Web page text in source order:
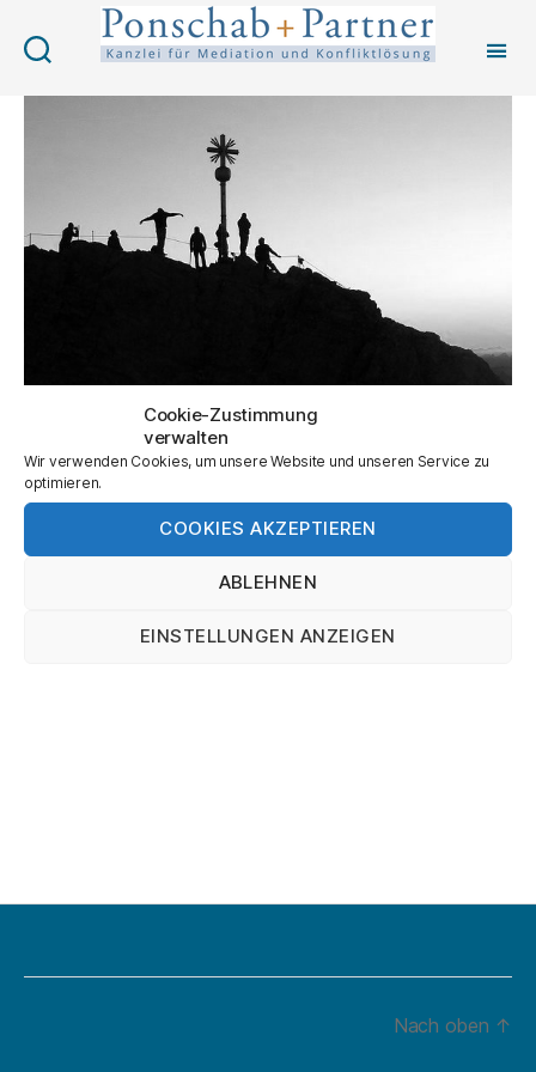
Cookie-Zustimmung
verwalten
Wir verwenden Cookies, um unsere Website und unseren Service zu
optimieren.
COOKIES AKZEPTIEREN
ABLEHNEN
EINSTELLUNGEN ANZEIGEN
Multisite
Nach oben ↑